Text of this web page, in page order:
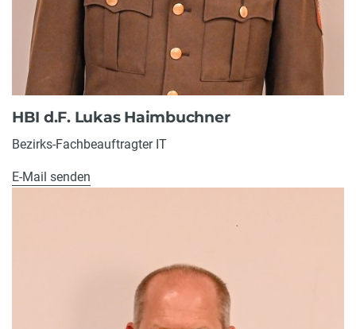
HBI d.F. Lukas Haimbuchner
Bezirks-Fachbeauftragter IT
E-Mail senden